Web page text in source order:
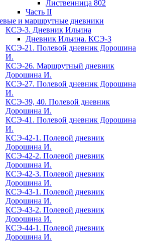
Лиственница 802
Часть II
и маршрутные дневники
КСЭ-3. Дневник Ильина
Дневник Ильина. КСЭ-3
КСЭ-21. Полевой дневник Дорошина
И.
КСЭ-26. Маршрутный дневник
Дорошина И.
КСЭ-27. Полевой дневник Дорошина
И.
КСЭ-39, 40. Полевой дневник
Дорошина И.
КСЭ-41. Полевой дневник Дорошина
И.
КСЭ-42-1. Полевой дневник
Дорошина И.
КСЭ-42-2. Полевой дневник
Дорошина И.
КСЭ-42-3. Полевой дневник
Дорошина И.
КСЭ-43-1. Полевой дневник
Дорошина И.
КСЭ-43-2. Полевой дневник
Дорошина И.
КСЭ-44-1. Полевой дневник
Дорошина И.